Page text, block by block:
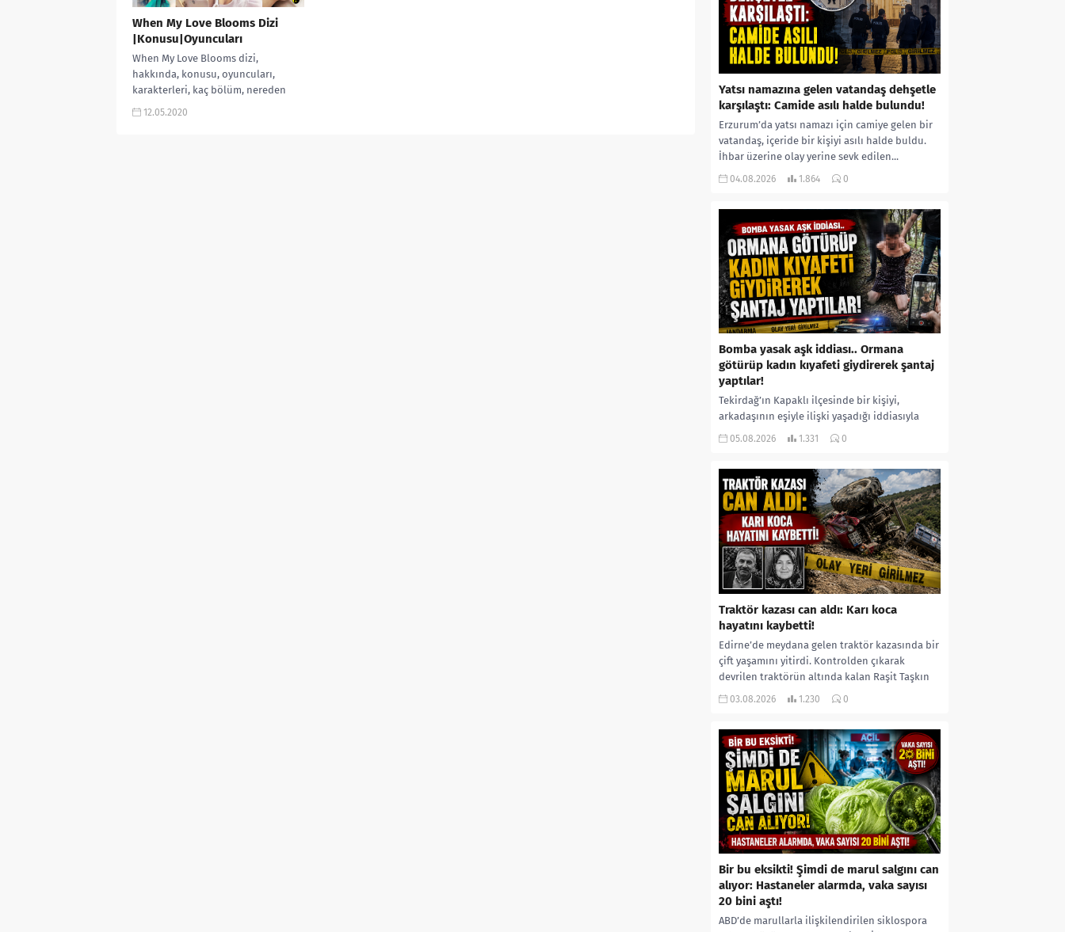
When My Love Blooms Dizi
|Konusu|Oyuncuları
When My Love Blooms dizi,
hakkında, konusu, oyuncuları,
karakterleri, kaç bölüm, nereden
izlenir, kaç sezon (화양연화 – 삶이 꽃
12.05.2020
Yatsı namazına gelen vatandaş dehşetle
karşılaştı: Camide asılı halde bulundu!
Erzurum’da yatsı namazı için camiye gelen bir
vatandaş, içeride bir kişiyi asılı halde buldu.
İhbar üzerine olay yerine sevk edilen...
04.08.2026 1.864 0
Bomba yasak aşk iddiası.. Ormana
götürüp kadın kıyafeti giydirerek şantaj
yaptılar!
Tekirdağ’ın Kapaklı ilçesinde bir kişiyi,
arkadaşının eşiyle ilişki yaşadığı iddiasıyla
ormanlık alana götürerek zorla kadın
05.08.2026 1.331 0
Traktör kazası can aldı: Karı koca
hayatını kaybetti!
Edirne’de meydana gelen traktör kazasında bir
çift yaşamını yitirdi. Kontrolden çıkarak
devrilen traktörün altında kalan Raşit Taşkın
ile eşi Fatma...
03.08.2026 1.230 0
Bir bu eksikti! Şimdi de marul salgını can
alıyor: Hastaneler alarmda, vaka sayısı
20 bini aştı!
ABD’de marullarla ilişkilendirilen siklospora